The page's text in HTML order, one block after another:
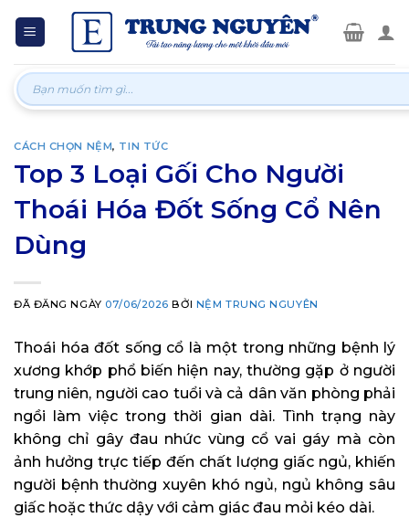
Tìm
kiếm:
CÁCH CHỌN NỆM, TIN TỨC
Top 3 Loại Gối Cho Người
Thoái Hóa Đốt Sống Cổ Nên
Dùng
ĐÃ ĐĂNG NGÀY 07/06/2026 BỞI NỆM TRUNG NGUYÊN
Thoái hóa đốt sống cổ là một trong những bệnh lý
xương khớp phổ biến hiện nay, thường gặp ở người
trung niên, người cao tuổi và cả dân văn phòng phải
ngồi làm việc trong thời gian dài. Tình trạng này
không chỉ gây đau nhức vùng cổ vai gáy mà còn
ảnh hưởng trực tiếp đến chất lượng giấc ngủ, khiến
người bệnh thường xuyên khó ngủ, ngủ không sâu
giấc hoặc thức dậy với cảm giác đau mỏi kéo dài.